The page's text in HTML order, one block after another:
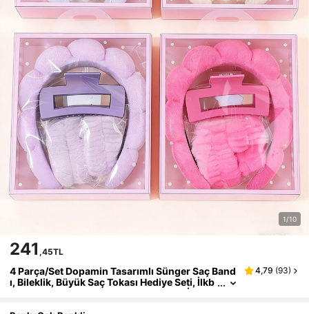
1/10
241 ,45TL
4 Parça/Set Dopamin Tasarımlı Sünger Saç Band
ı, Bileklik, Büyük Saç Tokası Hediye Seti, İlkb
ahar/Yaz Partileri ve Günlük Kullanım İçin U
4,79 (93)